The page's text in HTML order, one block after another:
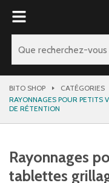
BITO SHOP CATÉGORIES
RAYONNAGES POUR PETITS
DE RÉTENTION
Rayonnages
tablettes